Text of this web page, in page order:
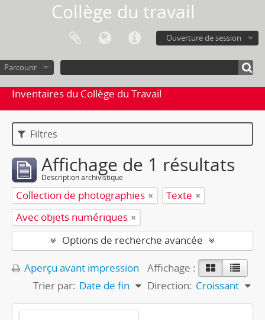
Collège du travail
Ouverture de session
Parcourir
Inventaires du Collège du Travail
Filtres
Affichage de 1 résultats
Description archivistique
Collection de photographies
Texte
Avec objets numériques
Options de recherche avancée
Aperçu avant impression
Affichage :
Trier par: Date de fin Direction: Croissant